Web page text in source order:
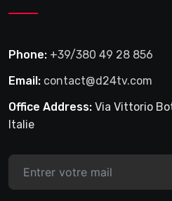
Phone: +39/380 49 28 856
Email: contact@d24tv.com
Office Address: Via Vittorio
Italie